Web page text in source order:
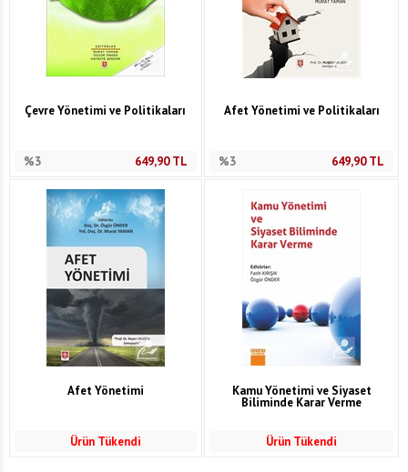
Çevre Yönetimi ve Politikaları
%3 649,90TL
Afet Yönetimi ve Politikaları
%3 649,90TL
Afet Yönetimi
Ürün Tükendi
Kamu Yönetimi ve Siyaset
Biliminde Karar Verme
Ürün Tükendi